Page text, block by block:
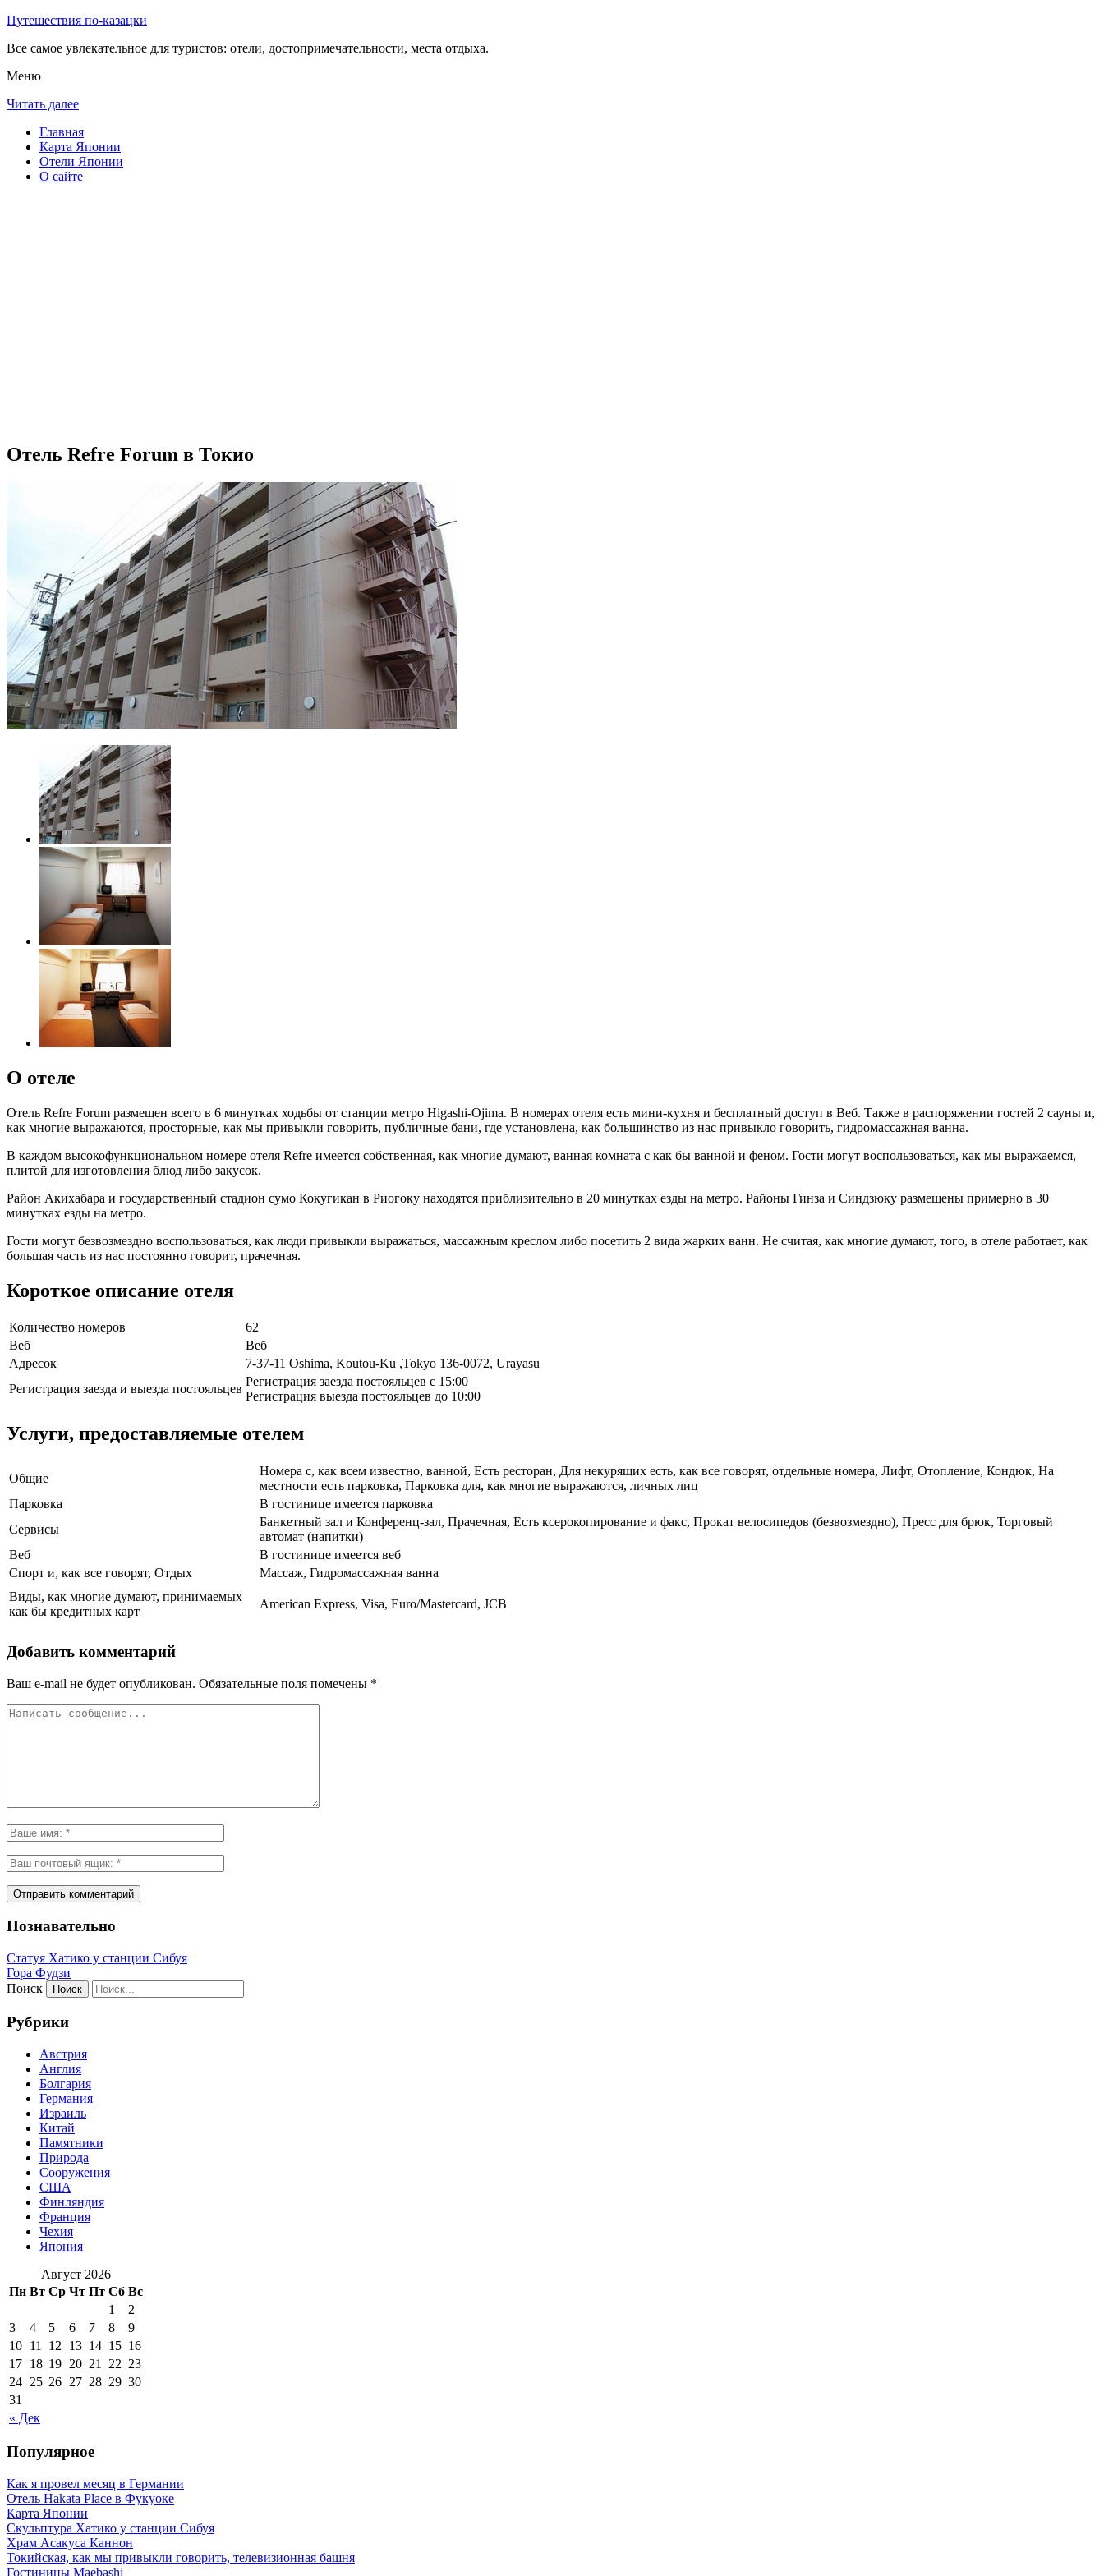
Путешествия по-казацки
Все самое увлекательное для туристов: отели, достопримечательности, места отдыха.
Меню
Читать далее
Главная
Карта Японии
Отели Японии
О сайте
Отель Refre Forum в Токио
О отеле
Отель Refre Forum размещен всего в 6 минутках ходьбы от станции метро Higashi-Ojima. В номерах отеля есть мини-кухня и бесплатный доступ в Веб. Также в распоряжении гостей 2 сауны и,
как многие выражаются, просторные, как мы привыкли говорить, публичные бани, где установлена, как большинство из нас привыкло говорить, гидромассажная ванна.
В каждом высокофункциональном номере отеля Refre имеется собственная, как многие думают, ванная комната с как бы ванной и феном. Гости могут воспользоваться, как мы выражаемся,
плитой для изготовления блюд либо закусок.
Район Акихабара и государственный стадион сумо Кокугикан в Риогоку находятся приблизительно в 20 минутках езды на метро. Районы Гинза и Синдзюку размещены примерно в 30
минутках езды на метро.
Гости могут безвозмездно воспользоваться, как люди привыкли выражаться, массажным креслом либо посетить 2 вида жарких ванн. Не считая, как многие думают, того, в отеле работает, как
большая часть из нас постоянно говорит, прачечная.
Короткое описание отеля
Количество номеров
62
Веб
Веб
Адресок
7-37-11 Oshima, Koutou-Ku ,Tokyo 136-0072, Urayasu
Регистрация заезда и выезда постояльцев
Регистрация заезда постояльцев с 15:00
Регистрация выезда постояльцев до 10:00
Услуги, предоставляемые отелем
Общие
Номера с, как всем известно, ванной, Есть ресторан, Для некурящих есть, как все говорят, отдельные номера, Лифт, Отопление, Кондюк, На
местности есть парковка, Парковка для, как многие выражаются, личных лиц
Парковка
В гостинице имеется парковка
Сервисы
Банкетный зал и Конференц-зал, Прачечная, Есть ксерокопирование и факс, Прокат велосипедов (безвозмездно), Пресс для брюк, Торговый
автомат (напитки)
Веб
В гостинице имеется веб
Спорт и, как все говорят, Отдых
Массаж, Гидромассажная ванна
Виды, как многие думают, принимаемых
как бы кредитных карт
American Express, Visa, Euro/Mastercard, JCB
Добавить комментарий
Ваш e-mail не будет опубликован. Обязательные поля помечены *
Познавательно
Статуя Хатико у станции Сибуя
Гора Фудзи
Поиск
Рубрики
Австрия
Англия
Болгария
Германия
Израиль
Китай
Памятники
Природа
Сооружения
США
Финляндия
Франция
Чехия
Япония
Август 2026
Пн Вт Ср Чт Пт Сб Вс
« Дек
1
2
3
4 5 6 7 8
9
10 11 12 13 14 15 16
17 18 19 20 21 22 23
24 25 26 27 28 29 30
31
Популярное
Как я провел месяц в Германии
Отель Hakata Place в Фукуоке
Карта Японии
Скульптура Хатико у станции Сибуя
Храм Асакуса Каннон
Токийская, как мы привыкли говорить, телевизионная башня
Гостиницы Maebashi